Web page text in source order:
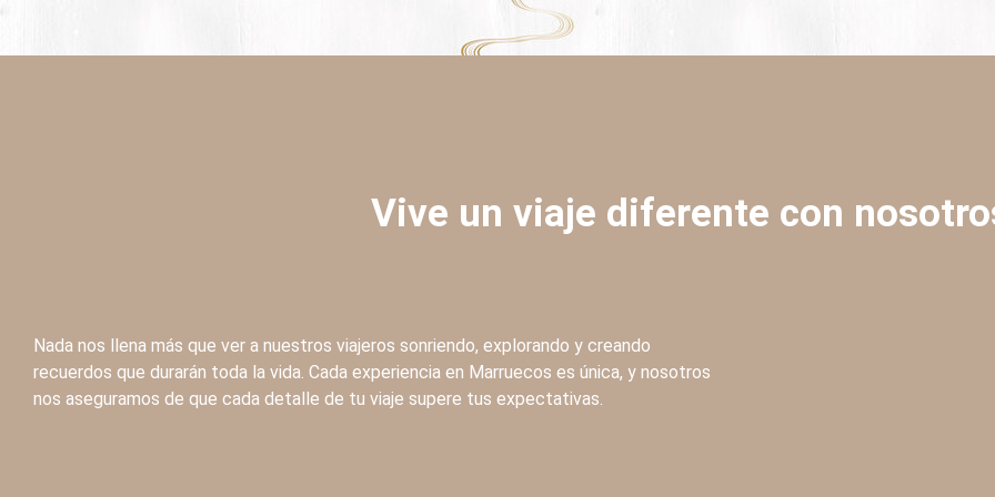
Vive un viaje diferente con
Nada nos llena más que ver a nuestros viajeros sonriendo, explorando y creando
recuerdos que durarán toda la vida. Cada experiencia en Marruecos es única, y nosotros
nos aseguramos de que cada detalle de tu viaje supere tus expectativas.